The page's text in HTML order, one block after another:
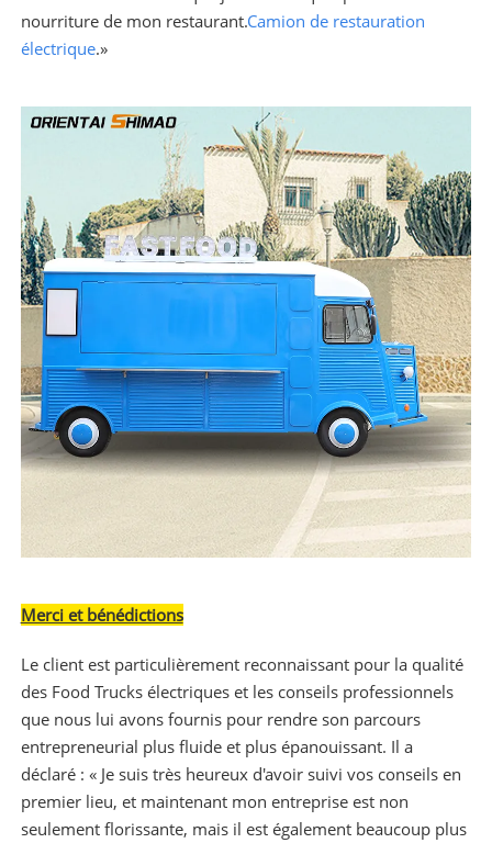
nourriture de mon restaurant.Camion de restauration
électrique.»
Merci et bénédictions
Le client est particulièrement reconnaissant pour la qualité
des Food Trucks électriques et les conseils professionnels
que nous lui avons fournis pour rendre son parcours
entrepreneurial plus fluide et plus épanouissant. Il a
déclaré : « Je suis très heureux d'avoir suivi vos conseils en
premier lieu, et maintenant mon entreprise est non
seulement florissante, mais il est également beaucoup plus